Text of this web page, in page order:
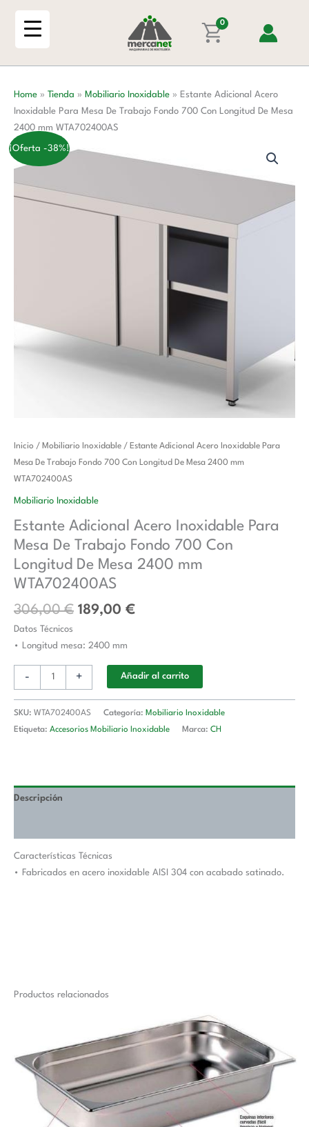
0
Home » Tienda » Mobiliario Inoxidable » Estante Adicional Acero
Inoxidable Para Mesa De Trabajo Fondo 700 Con Longitud De Mesa
2400 mm WTA702400AS
¡Oferta -38%!
Inicio / Mobiliario Inoxidable / Estante Adicional Acero Inoxidable Para
Mesa De Trabajo Fondo 700 Con Longitud De Mesa 2400 mm
WTA702400AS
Mobiliario Inoxidable
Estante Adicional Acero Inoxidable Para
Mesa De Trabajo Fondo 700 Con
Longitud De Mesa 2400 mm
WTA702400AS
306,00€
El
precio
era:
189,00 €
El
precio
Datos Técnicos
• Longitud mesa: 2400 mm
-
Estante
Adicional
Acero
Inoxidable
Mesa
De
Trabajo
Fondo
Con
Longitud
De
2400
WTA702400AS
cantidad
+ Añadir al carrito
SKU: WTA702400AS Categoría: Mobiliario Inoxidable
Etiqueta: Accesorios Mobiliario Inoxidable Marca: CH
Descripción
Características Técnicas
• Fabricados en acero inoxidable AISI 304 con acabado satinado.
Productos relacionados
Para
Mesa
De
Fondo
700
Con
Longitud
De
2400